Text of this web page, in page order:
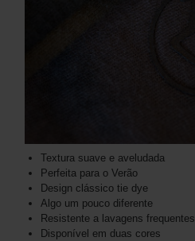
Textura suave e aveludada
Perfeita para o Verão
Design clássico tie dye
Algo um pouco diferente
Resistente a lavagens frequentes
Disponível em duas cores